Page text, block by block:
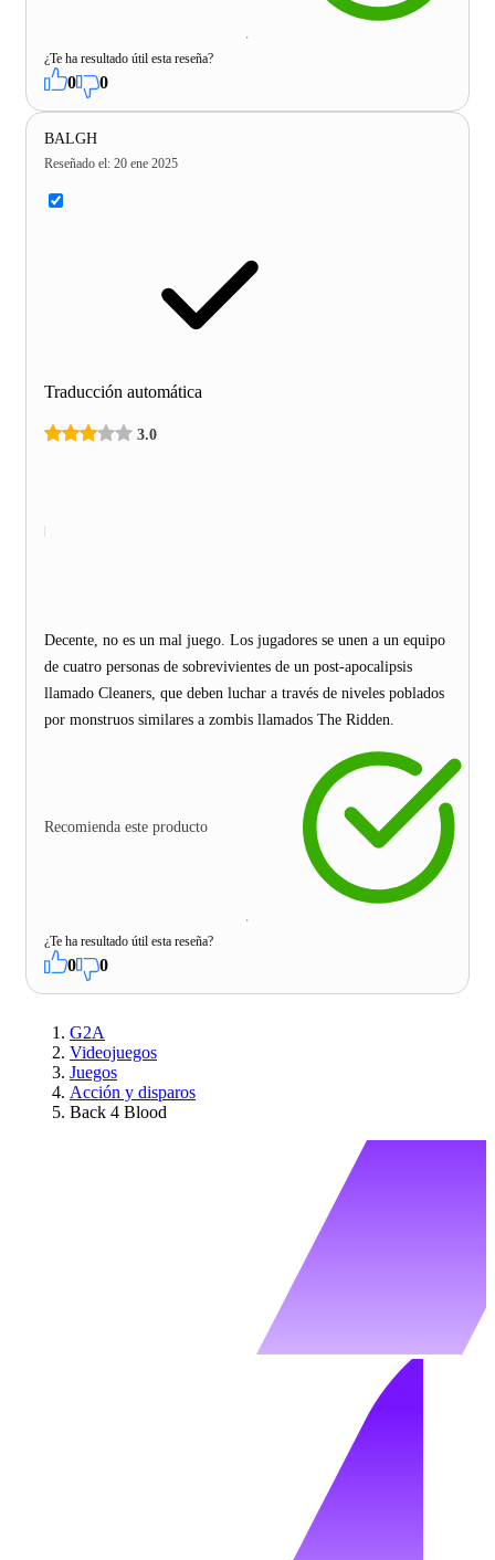
¿Te ha resultado útil esta reseña?
0 0
BALGH
Reseñado el: 20 ene 2025
Traducción automática
3.0
Decente, no es un mal juego. Los jugadores se unen a un equipo
de cuatro personas de sobrevivientes de un post-apocalipsis
llamado Cleaners, que deben luchar a través de niveles poblados
por monstruos similares a zombis llamados The Ridden.
Recomienda este producto
¿Te ha resultado útil esta reseña?
0 0
G2A
Videojuegos
Juegos
Acción y disparos
Back 4 Blood